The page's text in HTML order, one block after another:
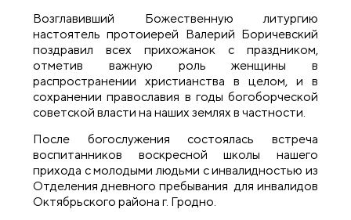
Возглавивший Божественную литургию
настоятель протоиерей Валерий Боричевский
поздравил всех прихожанок с праздником,
отметив важную роль женщины в
распространении христианства в целом, и в
сохранении православия в годы богоборческой
советской власти на наших землях в частности.
После богослужения состоялась встреча
воспитанников воскресной школы нашего
прихода с молодыми людьми с инвалидностью из
Отделения дневного пребывания для инвалидов
Октябрьского района г. Гродно.